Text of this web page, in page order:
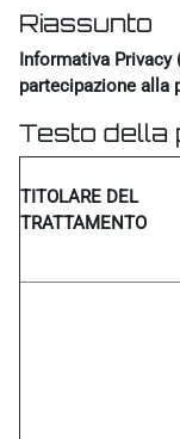
Riassunto
Informativa Privacy
partecipazione alla
Testo della
TITOLARE DEL
TRATTAMENTO